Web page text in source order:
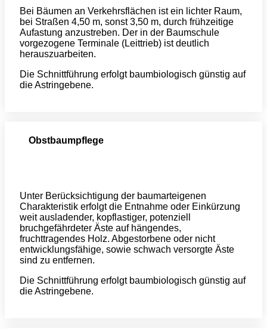
Bei Bäumen an Verkehrsflächen ist ein lichter Raum,
bei Straßen 4,50 m, sonst 3,50 m, durch frühzeitige
Aufastung anzustreben. Der in der Baumschule
vorgezogene Terminale (Leittrieb) ist deutlich
herauszuarbeiten.
Die Schnittführung erfolgt baumbiologisch günstig auf
die Astringebene.
Obstbaumpflege
Unter Berücksichtigung der baumarteigenen
Charakteristik erfolgt die Entnahme oder Einkürzung
weit ausladender, kopflastiger, potenziell
bruchgefährdeter Äste auf hängendes,
fruchttragendes Holz. Abgestorbene oder nicht
entwicklungsfähige, sowie schwach versorgte Äste
sind zu entfernen.
Die Schnittführung erfolgt baumbiologisch günstig auf
die Astringebene.